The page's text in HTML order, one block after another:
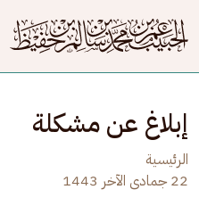
إبلاغ عن مشكلة
الرئيسية
22 جمادى الآخر 1443